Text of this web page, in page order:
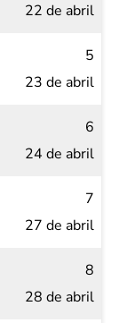
22 de abril
5
23 de abril
6
24 de abril
7
27 de abril
8
28 de abril